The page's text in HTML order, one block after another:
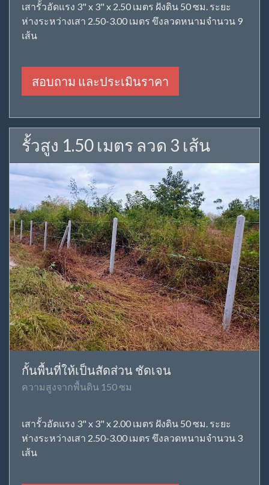
เสารั้วอัดแรง 3" x 3" x 2.50 เมตร ฝังดิน 50 ซม. ระยะ
ห่างระหว่างเสา 2.50-3.00 เมตร ขึงลวดหนามจำนวน 9
เส้น
สอบถาม และประเมินราคา
รั้วสูง 1.50 เมตร ลวด 3 เส้น
กั้นพื้นที่ให้เป็นสัดส่วน ชัดเจน
ความสูงจากพื้นดิน 150 ซม
เสารั้วอัดแรง 3" x 3" x 2.00 เมตร ฝังดิน 50 ซม. ระยะ
ห่างระหว่างเสา 2.50-3.00 เมตร ขึงลวดหนามจำนวน 3
เส้น